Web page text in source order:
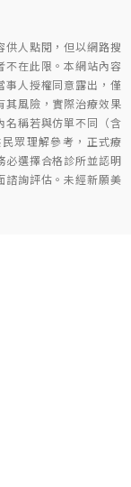
人點閱，但以網路搜
在此限。本網站內容
人授權同意露出，僅
風險，實際治療效果
名稱若與仿單不同（含
眾理解參考，正式療
選擇合格診所並認明
詢評估。未經新願美